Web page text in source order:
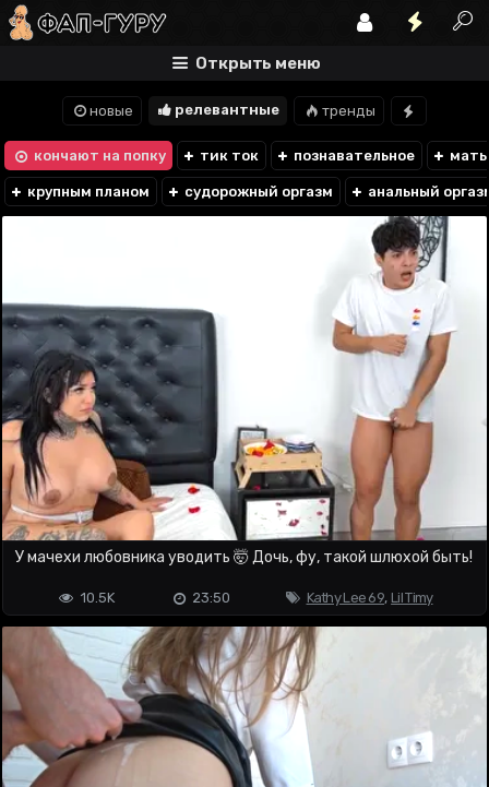
Открыть меню
новые релевантные тренды
кончают на попку тик ток познавательное мать
крупным планом судорожный оргазм анальный
У мачехи любовника уводить 🤯 Дочь, фу, такой шлюхой быть!
Kathy Lee 69, Lil Timy
23:50
10.5K